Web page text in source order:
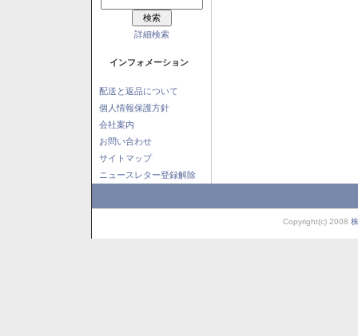
詳細検索
インフォメーション
配送と返品について
個人情報保護方針
会社案内
お問い合わせ
サイトマップ
ニュースレター登録解除
Copyright(c) 2008